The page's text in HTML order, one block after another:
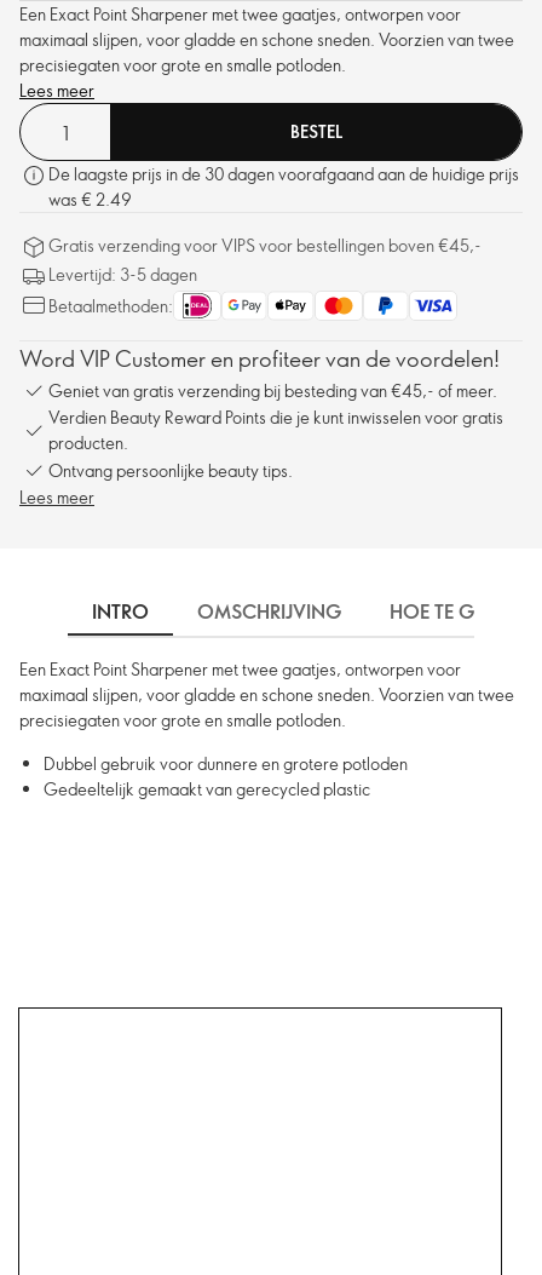
Een Exact Point Sharpener met twee gaatjes, ontworpen voor
maximaal slijpen, voor gladde en schone sneden. Voorzien van twee
precisiegaten voor grote en smalle potloden.
Lees meer
BESTEL
De laagste prijs in de 30 dagen voorafgaand aan de huidige prijs
was € 2.49
Gratis verzending voor VIPS voor bestellingen boven €45,-
Levertijd: 3-5 dagen
Betaalmethoden:
Word VIP Customer en profiteer van de voordelen!
Geniet van gratis verzending bij besteding van €45,- of meer.
Verdien Beauty Reward Points die je kunt inwisselen voor gratis
producten.
Ontvang persoonlijke beauty tips.
Lees meer
INTRO OMSCHRIJVING HOE TE
Een Exact Point Sharpener met twee gaatjes, ontworpen voor
maximaal slijpen, voor gladde en schone sneden. Voorzien van twee
precisiegaten voor grote en smalle potloden.
Dubbel gebruik voor dunnere en grotere potloden
Gedeeltelijk gemaakt van gerecycled plastic